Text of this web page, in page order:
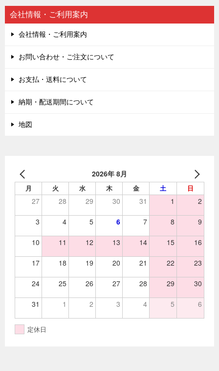
会社情報・ご利用案内
会社情報・ご利用案内
お問い合わせ・ご注文について
お支払・送料について
納期・配送期間について
地図
2026年 8月
月 火 水 木 金 土 日
27 28 29 30 31 1 2
3 4 5 6 7 8 9
10 11 12 13 14 15 16
17 18 19 20 21 22 23
24 25 26 27 28 29 30
31 1 2 3 4 5 6
定休日